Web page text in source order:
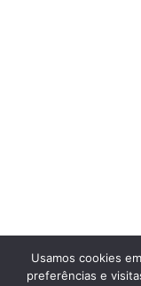
Usamos cookies
preferências e